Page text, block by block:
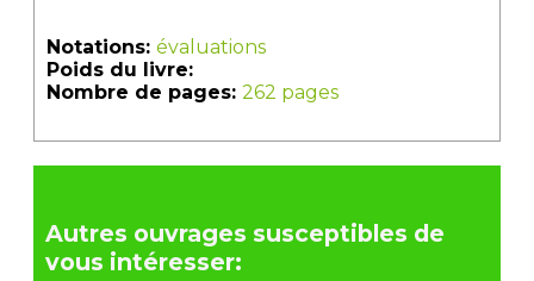
Notations: évaluations
Poids du livre:
Nombre de pages: 262 pages
Autres ouvrages susceptibles de
vous intéresser: